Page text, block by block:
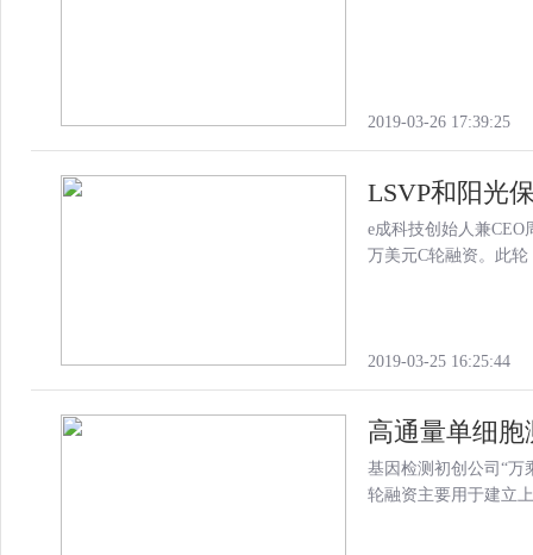
2019-03-26 17:39:25
LSVP和阳光
e成科技创始人兼
万美元C轮融资。此轮
2019-03-25 16:25:44
高通量单细
基因检测初创公司“万
轮融资主要用于建立